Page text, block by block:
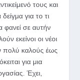
τους και
για το τι
φανεί σε αυτήν
εκείνοι οι νέοι
πολύ καλούς έως
για μια
Έχει,